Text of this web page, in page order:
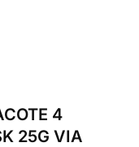
4
25G VIA